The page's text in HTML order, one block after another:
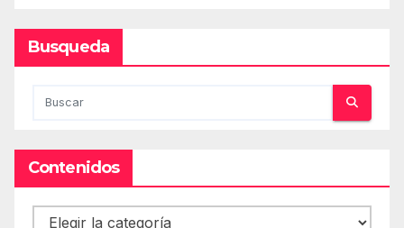
Busqueda
Contenidos
Contenidos